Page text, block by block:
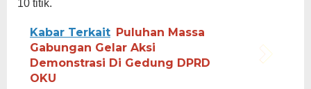
10 titik.
Kabar Terkait Puluhan Massa
Gabungan Gelar Aksi
Demonstrasi Di Gedung DPRD
OKU